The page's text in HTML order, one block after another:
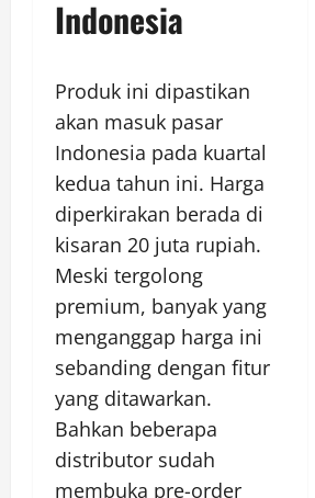
Indonesia
Produk ini dipastikan
akan masuk pasar
Indonesia pada kuartal
kedua tahun ini. Harga
diperkirakan berada di
kisaran 20 juta rupiah.
Meski tergolong
premium, banyak yang
menganggap harga ini
sebanding dengan fitur
yang ditawarkan.
Bahkan beberapa
distributor sudah
membuka pre-order